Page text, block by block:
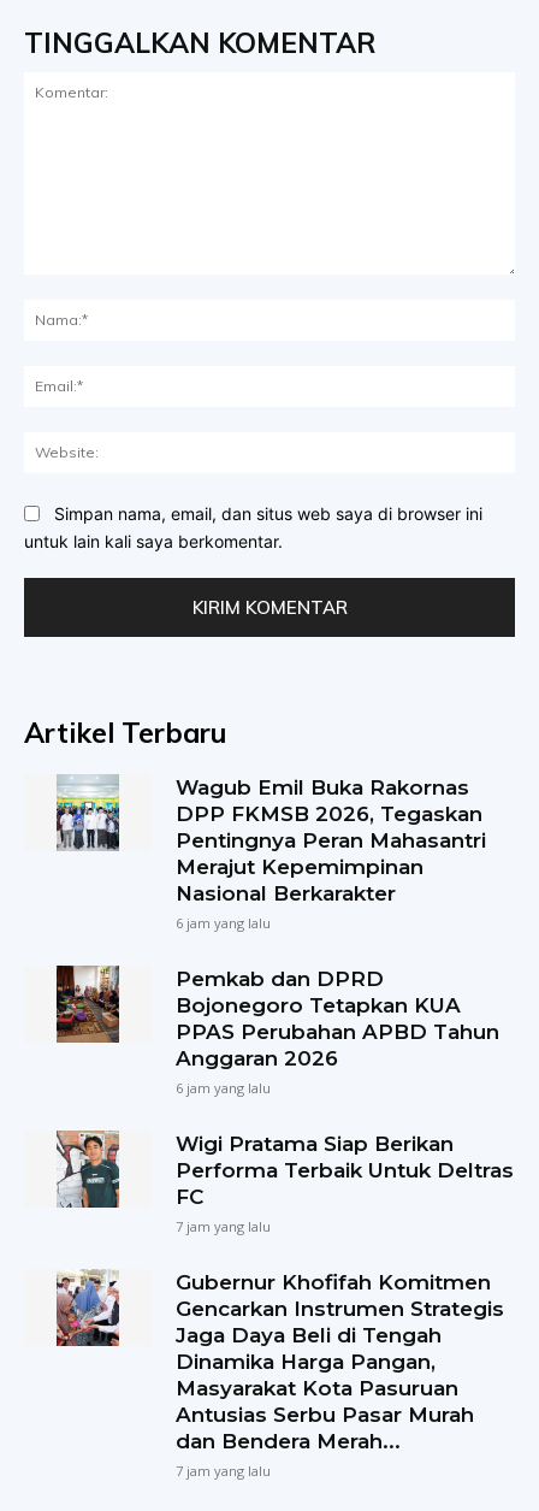
TINGGALKAN KOMENTAR
Simpan nama, email, dan situs web saya di browser ini
untuk lain kali saya berkomentar.
Artikel Terbaru
Wagub Emil Buka Rakornas
DPP FKMSB 2026, Tegaskan
Pentingnya Peran Mahasantri
Merajut Kepemimpinan
Nasional Berkarakter
6 jam yang lalu
Pemkab dan DPRD
Bojonegoro Tetapkan KUA
PPAS Perubahan APBD Tahun
Anggaran 2026
6 jam yang lalu
Wigi Pratama Siap Berikan
Performa Terbaik Untuk Deltras
FC
7 jam yang lalu
Gubernur Khofifah Komitmen
Gencarkan Instrumen Strategis
Jaga Daya Beli di Tengah
Dinamika Harga Pangan,
Masyarakat Kota Pasuruan
Antusias Serbu Pasar Murah
dan Bendera Merah...
7 jam yang lalu